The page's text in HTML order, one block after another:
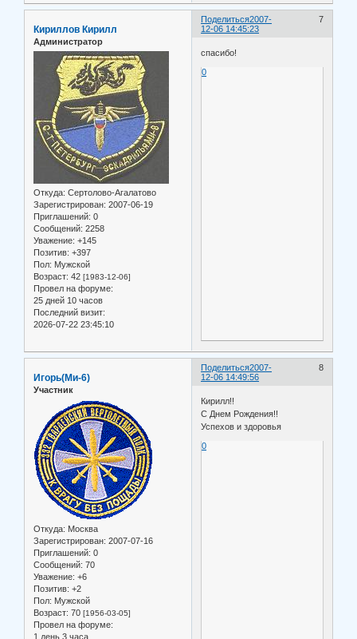
Поделиться 7
2007-
12-06 14:45:23
Кириллов Кирилл
Администратор
Откуда: Сертолово-Агалатово
Зарегистрирован: 2007-06-19
Приглашений: 0
Сообщений: 2258
Уважение: +145
Позитив: +397
Пол: Мужской
Возраст: 42 [1983-12-06]
Провел на форуме:
25 дней 10 часов
Последний визит:
2026-07-22 23:45:10
спасибо!
0
Поделиться 8
2007-
12-06 14:49:56
Игорь(Ми-6)
Участник
Откуда: Москва
Зарегистрирован: 2007-07-16
Приглашений: 0
Сообщений: 70
Уважение: +6
Позитив: +2
Пол: Мужской
Возраст: 70 [1956-03-05]
Провел на форуме:
1 день 3 часа
Кирилл!!
С Днем Рождения!!
Успехов и здоровья
0